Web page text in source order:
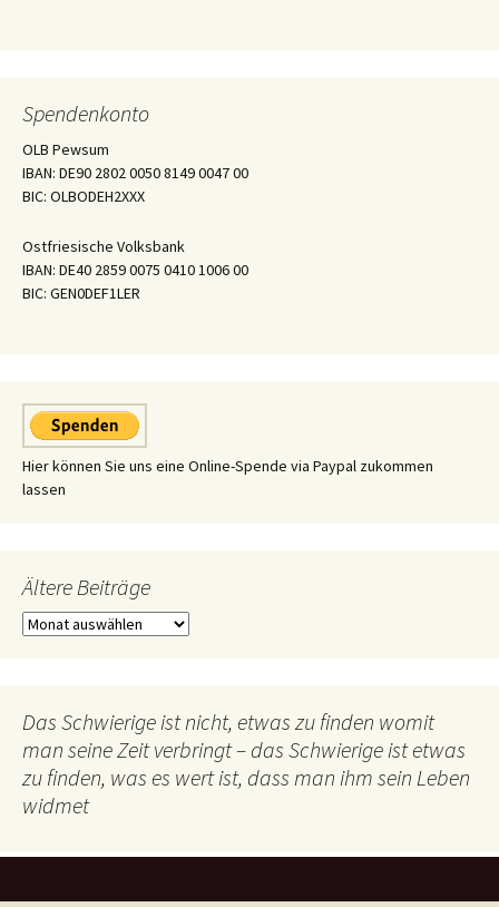
Spendenkonto
OLB Pewsum
IBAN: DE90 2802 0050 8149 0047 00
BIC: OLBODEH2XXX
Ostfriesische Volksbank
IBAN: DE40 2859 0075 0410 1006 00
BIC: GEN0DEF1LER
Hier können Sie uns eine Online-Spende via Paypal zukommen
lassen
Ältere Beiträge
Ältere
Das Schwierige ist nicht, etwas zu finden womit
man seine Zeit verbringt – das Schwierige ist etwas
zu finden, was es wert ist, dass man ihm sein Leben
widmet